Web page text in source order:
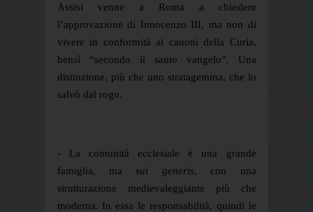
Assisi venne a Roma a chiedere
l’approvazione di Innocenzo III, ma non di
vivere in conformità ai canoni della Curia,
bensì “secondo il santo vangelo”. Una
distinzione, più che uno stratagemma, che lo
salvò dal rogo.
- La comunità ecclesiale è una grande
famiglia, masui generis, con una
strutturazione medievaleggiante più che
moderna. In essa le responsabilità, quindi le